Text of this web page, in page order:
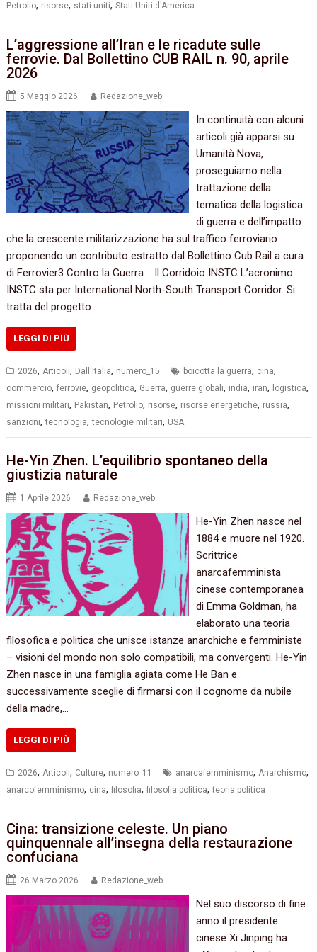
Petrolio, risorse, stati uniti,Stati Uniti d'America
L’aggressione all’Iran e le ricadute sulle
ferrovie. Dal Bollettino CUB RAIL n. 90, aprile
2026
5 Maggio 2026 Redazione_web
In continuità con alcuni
articoli già apparsi su
Umanità Nova,
proseguiamo nella
trattazione della
tematica della logistica
di guerra e dell’impatto
che la crescente militarizzazione ha sul traffico ferroviario
proponendo un contributo estratto dal Bollettino Cub Rail a cura
di Ferrovier3 Contro la Guerra. Il Corridoio INSTC L’acronimo
INSTC sta per International North-South Transport Corridor. Si
tratta del progetto…
LEGGI DI PIÙ
2026, Articoli, Dall'Italia, numero_15 boicotta la guerra, cina,
commercio,ferrovie, geopolitica, Guerra, guerre globali, india, iran, logistica,
missioni militari, Pakistan, Petrolio, risorse, risorse energetiche, russia,
sanzioni,tecnologia,tecnologie militari, USA
He-Yin Zhen. L’equilibrio spontaneo della
giustizia naturale
1 Aprile 2026 Redazione_web
He-Yin Zhen nasce nel
1884 e muore nel 1920.
Scrittrice
anarcafemminista
cinese contemporanea
di Emma Goldman, ha
elaborato una teoria
filosofica e politica che unisce istanze anarchiche e femministe
– visioni del mondo non solo compatibili, ma convergenti. He-Yin
Zhen nasce in una famiglia agiata come He Ban e
successivamente sceglie di firmarsi con il cognome da nubile
della madre,…
LEGGI DI PIÙ
2026,Articoli, Culture, numero_11 anarcafemminismo,Anarchismo,
anarcofemminismo, cina,filosofia,filosofia politica,teoria politica
Cina: transizione celeste. Un piano
quinquennale all’insegna della restaurazione
confuciana
26 Marzo 2026 Redazione_web
Nel suo discorso di fine
anno il presidente
cinese Xi Jinping ha